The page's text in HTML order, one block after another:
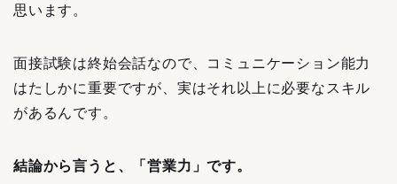
思います。
面接試験は終始会話なので、コミュニケーション能力
はたしかに重要ですが、実はそれ以上に必要なスキル
があるんです。
結論から言うと、「営業力」です。